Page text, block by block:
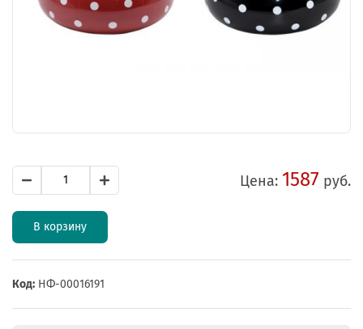
Цена: 1587 руб.
В корзину
Код: НФ-00016191